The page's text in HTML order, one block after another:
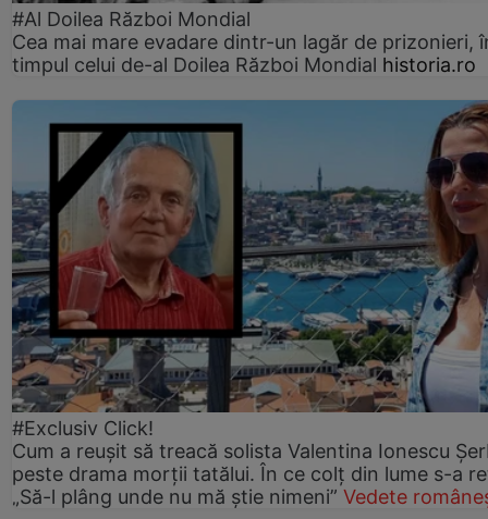
#Al Doilea Război Mondial
Cea mai mare evadare dintr-un lagăr de prizonieri,
timpul celui de-al Doilea Război Mondial historia.ro
#Exclusiv Click!
Cum a reușit să treacă solista Valentina Ionescu
peste drama morții tatălui. În ce colț din lume s-a
„Să-l plâng unde nu mă știe nimeni” Vedete